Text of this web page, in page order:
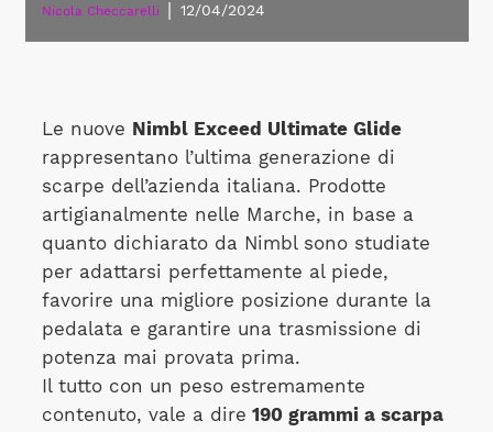
Nicola Checcarelli 12/04/2024
Le nuove Nimbl Exceed Ultimate Glide
rappresentano l’ultima generazione di
scarpe dell’azienda italiana. Prodotte
artigianalmente nelle Marche, in base a
quanto dichiarato da Nimbl sono studiate
per adattarsi perfettamente al piede,
favorire una migliore posizione durante la
pedalata e garantire una trasmissione di
potenza mai provata prima.
Il tutto con un peso estremamente
contenuto, vale a dire 190 grammi a scarpa